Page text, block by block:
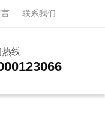
联系我们
热线